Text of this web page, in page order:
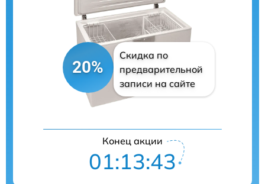
20%
Скидка по
предварительной
записи на сайте
Конец акции
01:13:42